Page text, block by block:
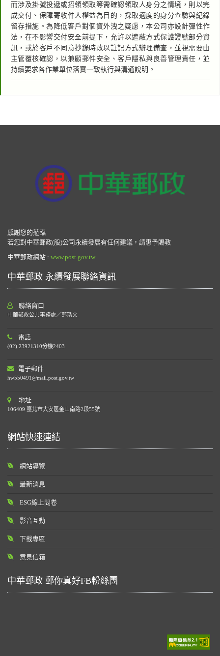
而涉及掛號投遞或招領領取等需確認領取人身分之情境，則以完
成交付、保障寄收件人權益為目的，採取適度的身分查驗與紀錄
留存措施。為降低客戶對個資外洩之疑慮，本公司亦設計彈性作
法，在不影響交付安全前提下，允許以遮蔽方式保護證號部分資
訊，或於客戶不同意抄錄時改以註記方式辦理備查，並視需要由
主管覆核確認，以兼顧郵件安全、客戶隱私與良善管理責任，並
持續要求各作業單位落實一致執行與溝通說明。
感謝您的蒞臨
若您對中華郵政(股)公司永續發展有任何建議，請惠予賜教
中華郵政網站 : www.post.gov.tw
中華郵政 永續發展聯絡資訊
聯絡窗口
中華郵政公共事務處／鄭琇文
電話
(02) 23921310分機2403
電子郵件
hw550491@mail.post.gov.tw
地址
106409 臺北市大安區金山南路2段55號
網站快速連結
網站導覽
最新消息
ESG線上問卷
影音互動
下載專區
意見信箱
中華郵政 郵你真好FB粉絲團